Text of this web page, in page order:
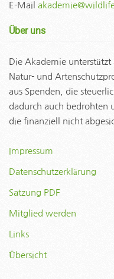
E-Mail
Über uns
Die Akademie unterstützt
Natur- und
aus Spenden, die
dadurch auch bedrohten
die finanziell nicht
Impressum
Datenschutzerklärung
Satzung PDF
Mitglied werden
Links
Übersicht